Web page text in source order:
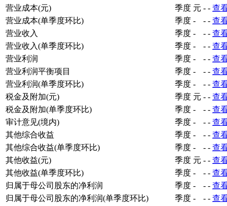
营业成本(元)
季度 元 - - 查
营业成本(单季度环比)
季度 - - - 查
营业收入
季度 - - - 查
营业收入(单季度环比)
季度 - - - 查
营业利润
季度 - - - 查
营业利润平衡项目
季度 - - - 查
营业利润(单季度环比)
季度 - - - 查
税金及附加(元)
季度 元 - - 查
税金及附加(单季度环比)
季度 - - - 查
审计意见(境内)
季度 - - - 查
其他综合收益
季度 - - - 查
其他综合收益(单季度环比)
季度 - - - 查
其他收益(元)
季度 元 - - 查
其他收益(单季度环比)
季度 - - - 查
归属于母公司股东的净利润
季度 - - - 查
归属于母公司股东的净利润(单季度环比)
季度 - - - 查